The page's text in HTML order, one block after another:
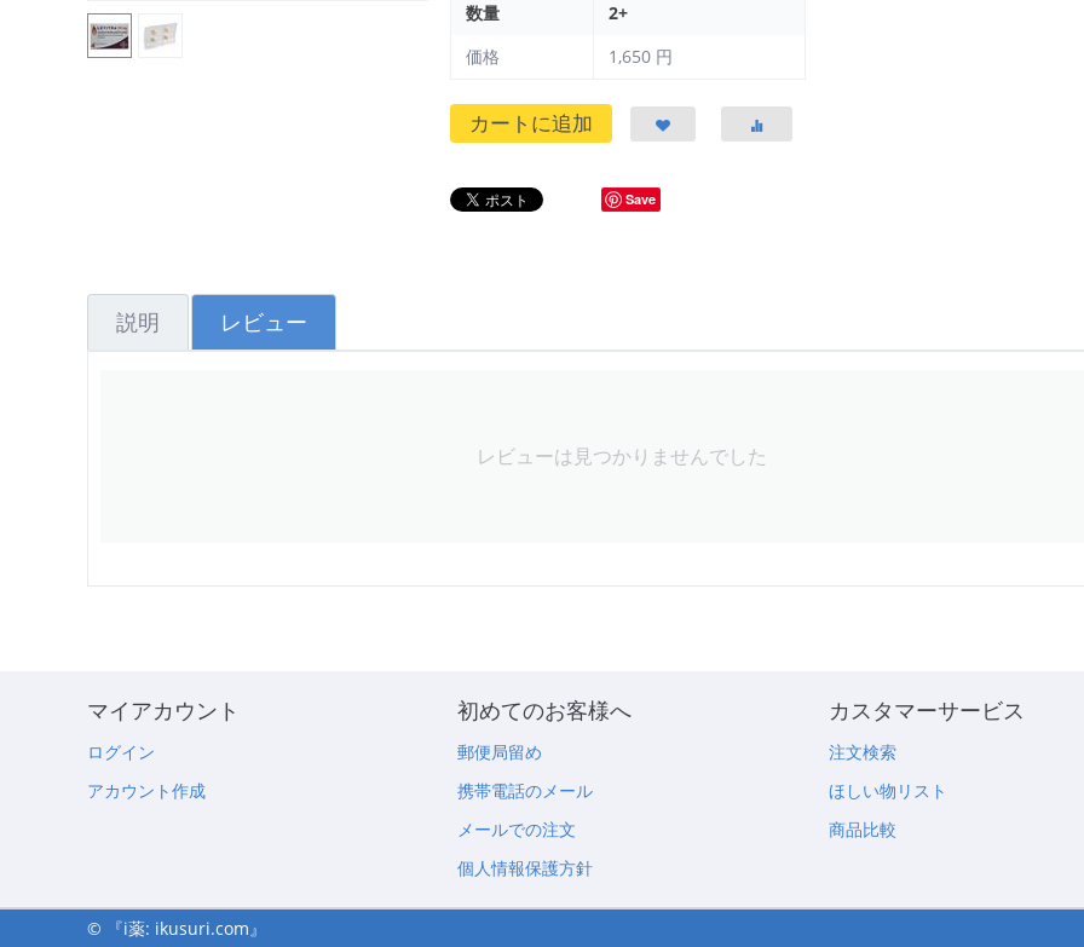
数量
2+
価格
1,650 円
カートに追加
Save
説明 レビュー
レビューは見つかりませんでした
マイアカウント
ログイン
アカウント作成
初めてのお客様へ
郵便局留め
携帯電話のメール
メールでの注文
個人情報保護方針
カスタマーサービス
注文検索
ほしい物リスト
商品比較
© 『i薬: ikusuri.com』